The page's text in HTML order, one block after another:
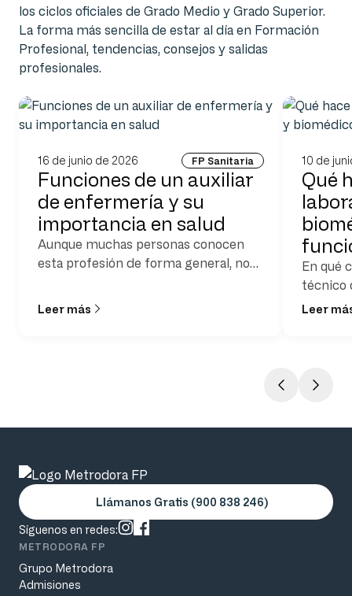
los ciclos oficiales de Grado Medio y Grado Superior.
La forma más sencilla de estar al día en Formación
Profesional, tendencias, consejos y salidas
profesionales.
16 de junio de 2026 FP Sanitaria
Funciones de un auxiliar
de enfermería y su
importancia en salud
Aunque muchas personas conocen
esta profesión de forma general, no
realmente las funciones de un auxiliar
Leer más
10 de
Qué
En qué
técnico
Leer
Llámanos Gratis (900 838 246)
Síguenos en redes:
METRODORA FP
Grupo Metrodora
Admisiones